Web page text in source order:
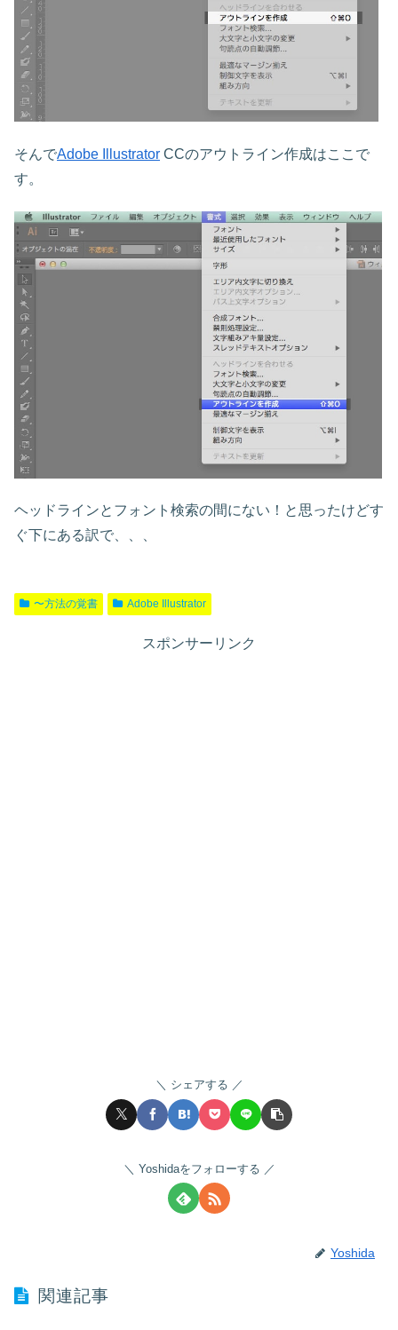
そんでAdobe Illustrator CCのアウトライン作成はここで
す。
ヘッドラインとフォント検索の間にない！と思ったけどす
ぐ下にある訳で、、、
〜方法の覚書 Adobe Illustrator
スポンサーリンク
シェアする
Yoshidaをフォローする
Yoshida
関連記事